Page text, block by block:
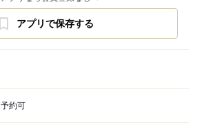
アプリで保存する
予約可